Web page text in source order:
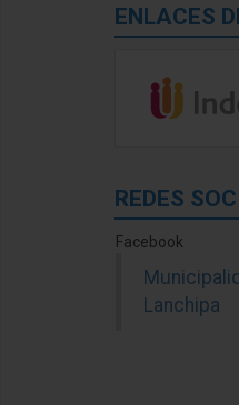
ENLACES
REDES
Facebook
Lanchipa